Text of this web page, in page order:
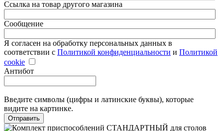
Ссылка на товар другого магазина
Сообщение
Я согласен на обработку персональных данных в
соответствии с Политикой конфиденциальности и Политикой
cookie
Антибот
Введите символы (цифры и латинские буквы), которые
видите на картинке.
Отправить